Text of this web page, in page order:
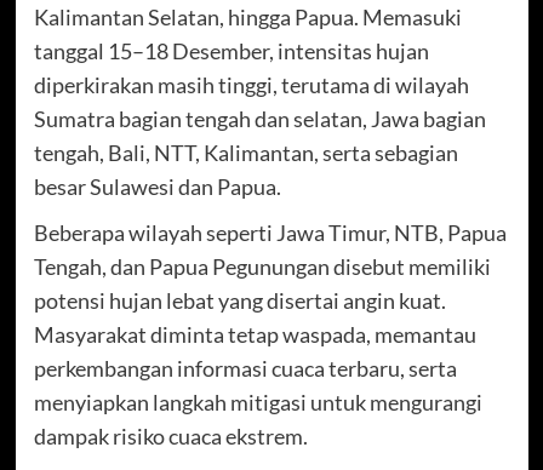
Kalimantan Selatan, hingga Papua. Memasuki
tanggal 15–18 Desember, intensitas hujan
diperkirakan masih tinggi, terutama di wilayah
Sumatra bagian tengah dan selatan, Jawa bagian
tengah, Bali, NTT, Kalimantan, serta sebagian
besar Sulawesi dan Papua.
Beberapa wilayah seperti Jawa Timur, NTB, Papua
Tengah, dan Papua Pegunungan disebut memiliki
potensi hujan lebat yang disertai angin kuat.
Masyarakat diminta tetap waspada, memantau
perkembangan informasi cuaca terbaru, serta
menyiapkan langkah mitigasi untuk mengurangi
dampak risiko cuaca ekstrem.